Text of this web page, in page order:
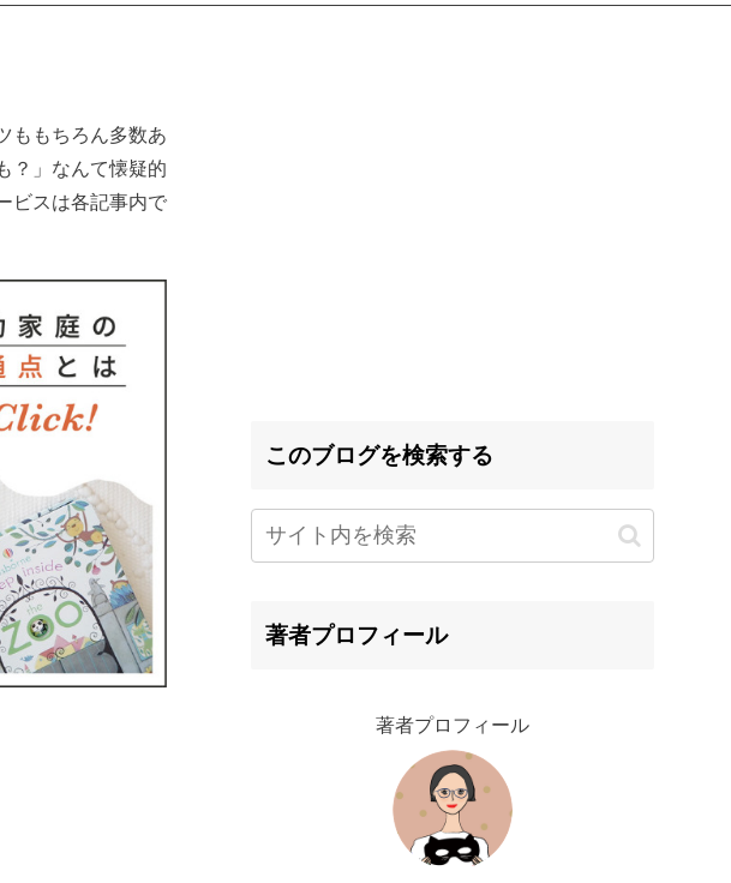
ももちろん多数あ
？」なんて懐疑的
ビスは各記事内で
このブログを検索する
著者プロフィール
著者プロフィール